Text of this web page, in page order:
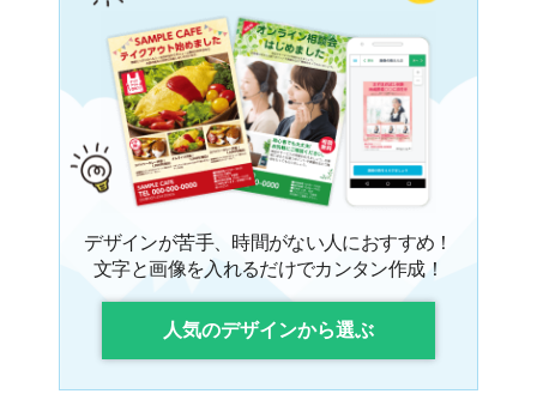
デザインが苦手、時間がない人におすすめ！
文字と画像を入れるだけでカンタン作成！
人気のデザインから選ぶ